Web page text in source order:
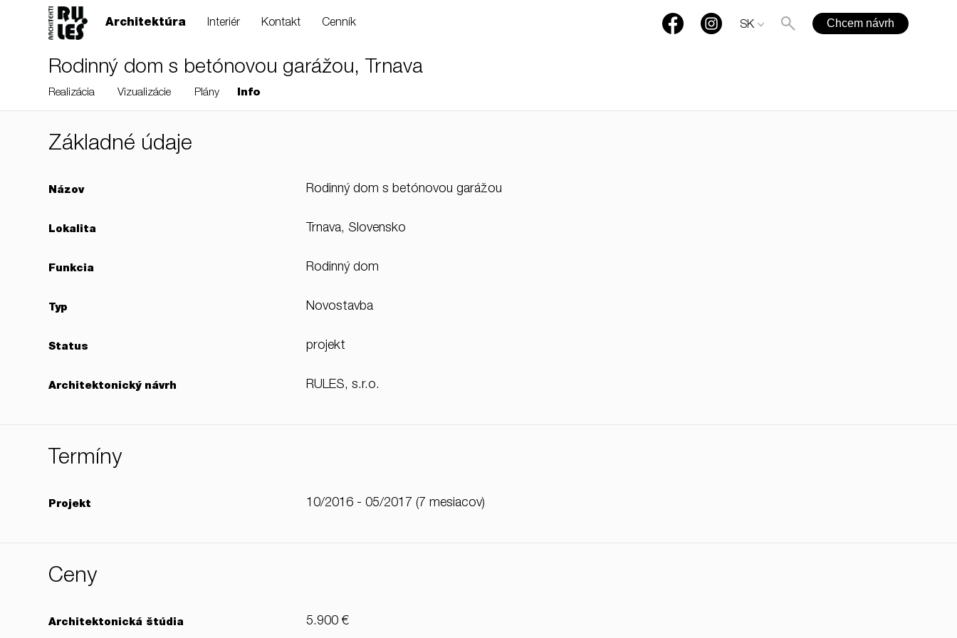
Architektúra Interiér Kontakt Cenník SK Chcem návrh
Rodinný dom s betónovou garážou, Trnava
Realizácia Vizualizácie Plány Info
Základné údaje
Názov Rodinný dom s betónovou garážou
Lokalita Trnava, Slovensko
Funkcia Rodinný dom
Typ Novostavba
Status projekt
Architektonický návrh RULES, s.r.o.
Termíny
Projekt 10/2016 - 05/2017 (7 mesiacov)
Ceny
Architektonická štúdia 5.900 €
37/B, 821 08